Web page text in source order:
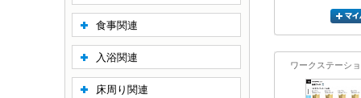
ワークステーシ
食事関連
入浴関連
床周り関連